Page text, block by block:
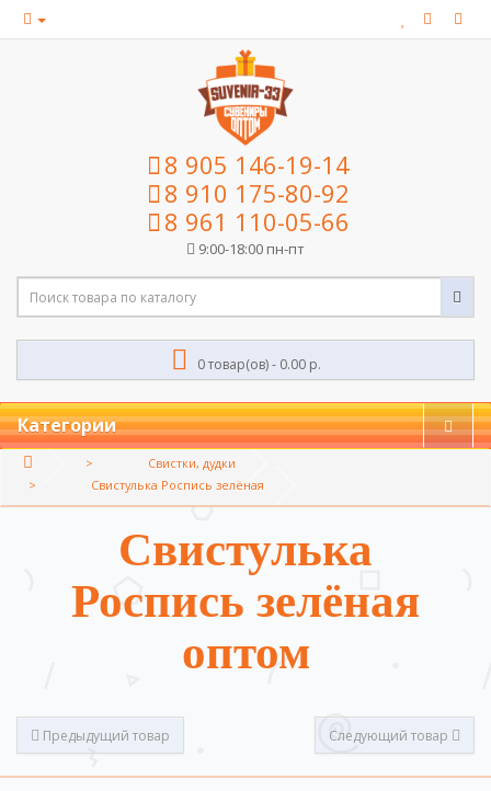
8 905 146-19-14
8 910 175-80-92
8 961 110-05-66
9:00-18:00 пн-пт
0 товар(ов) - 0.00 р.
Категории
Свистки, дудки
Свистулька Роспись зелёная
Свистулька
Роспись зелёная
оптом
Предыдущий товар Следующий товар